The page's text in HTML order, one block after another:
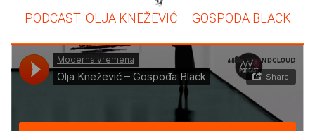
– PODCAST: OLJA KNEŽEVIĆ – GOSPOĐA BLACK –